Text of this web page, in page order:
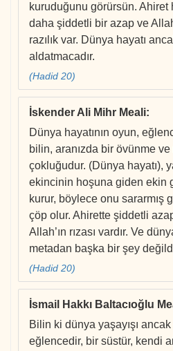
kuruduğunu görürsün. Ahiret
daha şiddetli bir azap ve
razılık var. Dünya hayatı
aldatmacadır.
(Hadid 20)
İskender Ali Mihr Meali:
Dünya hayatının oyun,
bilin, aranızda bir övünme
çokluğudur. (Dünya hayatı),
ekincinin hoşuna giden ekin
kurur, böylece onu sararmış
çöp olur. Ahirette şiddetli
Allah’ın rızası vardır. Ve
metadan başka bir şey
(Hadid 20)
İsmail Hakkı Baltacıoğlu
Bilin ki dünya yaşayışı
eğlencedir, bir süstür, kendi